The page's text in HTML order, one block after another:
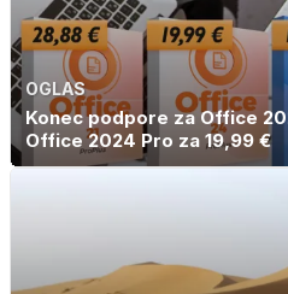
OGLAS
Konec podpore za Office
Office 2024 Pro za 19,99 €